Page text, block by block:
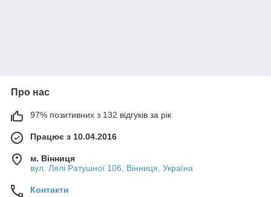
Про нас
97% позитивних з 132 відгуків за рік
Працює з 10.04.2016
м. Вінниця
вул. Лялі Ратушної 106, Вінниця, Україна
Контакти